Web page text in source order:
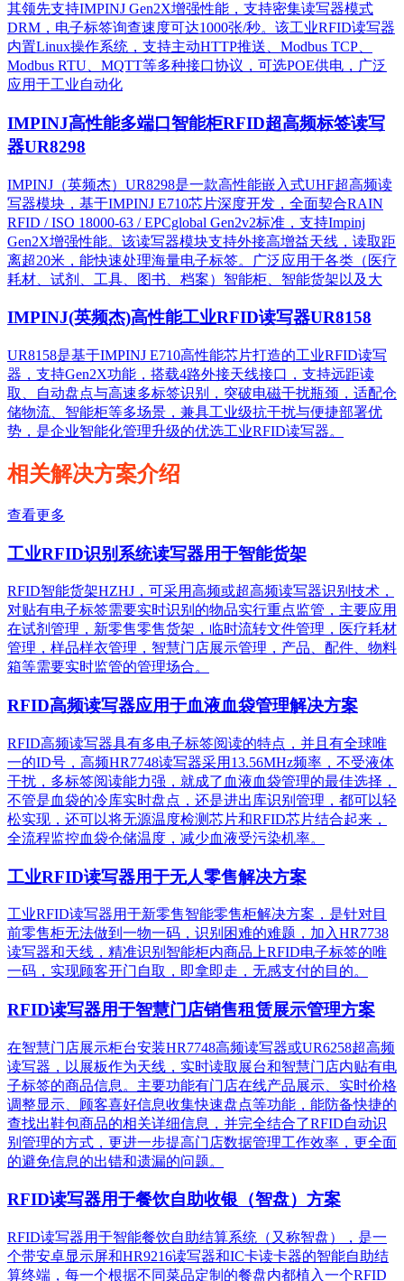
其领先支持IMPINJ Gen2X增强性能，支持密集读写器模式
DRM，电子标签询查速度可达1000张/秒。该工业RFID读写器
内置Linux操作系统，支持主动HTTP推送、Modbus TCP、
Modbus RTU、MQTT等多种接口协议，可选POE供电，广泛
应用于工业自动化
IMPINJ高性能多端口智能柜RFID超高频标签读写
器UR8298
IMPINJ（英频杰）UR8298是一款高性能嵌入式UHF超高频读
写器模块，基于IMPINJ E710芯片深度开发，全面契合RAIN
RFID / ISO 18000-63 / EPCglobal Gen2v2标准，支持Impinj
Gen2X增强性能。该读写器模块支持外接高增益天线，读取距
离超20米，能快速处理海量电子标签。广泛应用于各类（医疗
耗材、试剂、工具、图书、档案）智能柜、智能货架以及大
IMPINJ(英频杰)高性能工业RFID读写器UR8158
UR8158是基于IMPINJ E710高性能芯片打造的工业RFID读写
器，支持Gen2X功能，搭载4路外接天线接口，支持远距读
取、自动盘点与高速多标签识别，突破电磁干扰瓶颈，适配仓
储物流、智能柜等多场景，兼具工业级抗干扰与便捷部署优
势，是企业智能化管理升级的优选工业RFID读写器。
相关解决方案介绍
查看更多
工业RFID识别系统读写器用于智能货架
RFID智能货架HZHJ，可采用高频或超高频读写器识别技术，
对贴有电子标签需要实时识别的物品实行重点监管，主要应用
在试剂管理，新零售零售货架，临时流转文件管理，医疗耗材
管理，样品样衣管理，智慧门店展示管理，产品、配件、物料
箱等需要实时监管的管理场合。
RFID高频读写器应用于血液血袋管理解决方案
RFID高频读写器具有多电子标签阅读的特点，并且有全球唯
一的ID号，高频HR7748读写器采用13.56MHz频率，不受液体
干扰，多标签阅读能力强，就成了血液血袋管理的最佳选择，
不管是血袋的冷库实时盘点，还是进出库识别管理，都可以轻
松实现，还可以将无源温度检测芯片和RFID芯片结合起来，
全流程监控血袋仓储温度，减少血液受污染机率。
工业RFID读写器用于无人零售解决方案
工业RFID读写器用于新零售智能零售柜解决方案，是针对目
前零售柜无法做到一物一码，识别困难的难题，加入HR7738
读写器和天线，精准识别​智能柜内商品上RFID电子标签的唯
一码，实现顾客开门自取，即拿即走，无感支付的目的。
RFID读写器用于智慧门店销售租赁展示管理方案
在智慧门店展示柜台安装HR7748高频读写器或UR6258超高频
读写器，以展板作为天线，实时读取展台和智慧门店内贴有电
子标签的商品信息。主要功能有门店在线产品展示、实时价格
调整显示、顾客喜好信息收集快速盘点等功能，能防备快捷的
查找出鞋包商品的相关详细信息，并完全结合了RFID自动识
别管理的方式，更进一步提高门店数据管理工作效率，更全面
的避免信息的出错和遗漏的问题。
RFID读写器用于餐饮自助收银（智盘）方案
RFID读写器用于智能餐饮自助结算系统（又称智盘），是一
个带安卓显示屏和HR9216读写器和IC卡读卡器的智能自助结
算终端，每一个根据不同菜品定制的餐盘内都植入一个RFID